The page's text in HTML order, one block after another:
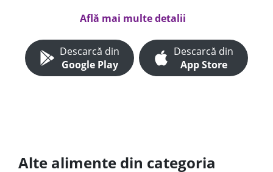
Află mai multe detalii
Descarcă din
Google Play
Descarcă din
App Store
Alte alimente din categoria